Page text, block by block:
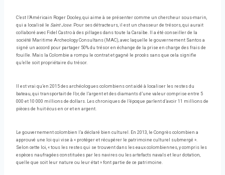
C’est l’Américain Roger Dooley, qui aime à se présenter comme un chercheur sous-marin,
qui a localisé le Saint Jose. Pour ses détracteurs, il est un chasseur de trésors, qui aurait
collaboré avec Fidel Castro à des pillages dans toute la Caraïbe. Il a été conseiller de la
société Maritime Archeology Consultans (MAC), avec laquelle le gouvernement Santos a
signé un accord pour partager 50% du trésor en échange de la prise en charge des frais de
fouille. Mais la Colombie a rompu le contrat et gagné le procès sans que cela signifie
qu’elle soit propriétaire du trésor.
Il est vrai qu’en 2015 des archéologues colombiens ont aidé à localiser les restes du
bateau, qui transportait de l’or, de l’argent et des diamants d’une valeur comprise entre 5
000 et 10 000 millions de dollars. Les chroniques de l’époque parlent d’avoir 11 millions de
pièces de huit écus en or et en argent.
Le gouvernement colombien l’a déclaré bien culturel. En 2013, le Congrès colombien a
approuvé une loi qui vise à « protéger et récupérer le patrimoine culturel submergé ».
Selon cette loi, « tous les restes qui se trouvent dans les eaux colombiennes, y compris les
espèces naufragées constituées par les navires ou les artefacts navals et leur dotation,
quelle que soit leur nature ou leur état » font partie de ce patrimoine.